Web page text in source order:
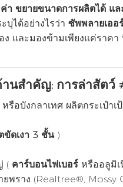
ขยายขนาดการผลิตได้ แ
บุได้อย่างไรว่า ซัพพลายเออ
และมองข้ามเพียงแค่ราค
นสำคัญ: การล่าสัตว์
รือบังกลาเทศ ผลิตกระเป๋าเ
ขัดเงา 3 ชั้น)
( คาร์บอนไฟเบอร์ หรืออลูมิเ
พราง (Realtree®, Mossy